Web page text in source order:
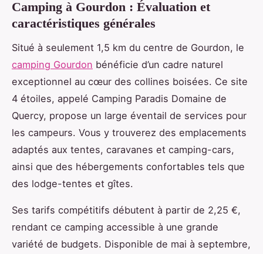
Camping à Gourdon : Évaluation et
caractéristiques générales
Situé à seulement 1,5 km du centre de Gourdon, le
camping Gourdon bénéficie d’un cadre naturel
exceptionnel au cœur des collines boisées. Ce site
4 étoiles, appelé Camping Paradis Domaine de
Quercy, propose un large éventail de services pour
les campeurs. Vous y trouverez des emplacements
adaptés aux tentes, caravanes et camping-cars,
ainsi que des hébergements confortables tels que
des lodge-tentes et gîtes.
Ses tarifs compétitifs débutent à partir de 2,25 €,
rendant ce camping accessible à une grande
variété de budgets. Disponible de mai à septembre,